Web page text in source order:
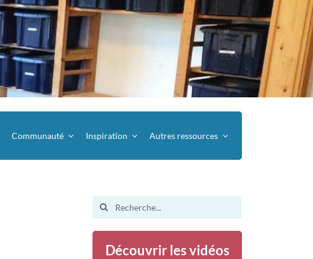
Communauté Inspiration Autres ressources
Search
for:
Découvrir les vidéos